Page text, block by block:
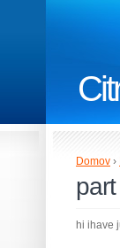
Domov ›
hi ihave